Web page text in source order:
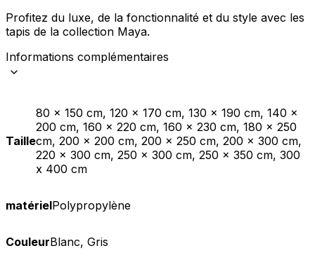
Profitez du luxe, de la fonctionnalité et du style avec les
tapis de la collection Maya.
Informations complémentaires
Taille
80 x 150 cm, 120 x 170 cm, 130 x 190 cm, 140 x
200 cm, 160 x 220 cm, 160 x 230 cm, 180 x 250
cm, 200 x 200 cm, 200 x 250 cm, 200 x 300 cm,
220 x 300 cm, 250 x 300 cm, 250 x 350 cm, 300
x 400 cm
matérielPolypropylène
CouleurBlanc, Gris